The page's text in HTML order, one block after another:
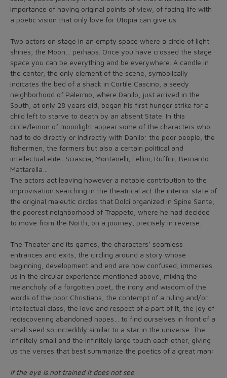
importance of having original points of view, of facing life with
a poetic vision that only love for Utopia can give us.
Two actors on stage in an empty space where a circle of light
shines, the Moon… perhaps. Once you have crossed the stage
space you can be everything and be everywhere. A candle in
the center, the only element of the scene, symbolically
indicates the bed of a shack in Cortile Cascino, a seedy
neighborhood of Palermo, where Danilo, just arrived in the
South, at only 28 years old, began his first hunger strike for a
child left to starve to death by an absent State. In this
circle/lemon of moonlight appear some of the characters who
had to do directly or indirectly with Danilo: the poor people, the
fishermen, the farmers but also a certain political and
intellectual elite: Sciascia, Montanelli, Fellini, Ruffini, Bernardo
Mattarella…
The actors act leaving however a notable contribution to the
improvisation searching in the theatrical act the interior state of
the original maieutic circles that Dolci organized in Spine Sante,
the poorest neighborhood of Trappeto, where he had decided
to move from the North, on a journey, precisely in reverse.
The Theater and its games, the characters’ seamless
entrances and exits, the circling around a story whose
beginning, development and end are now confused, immerses
us in the circular experience mentioned above, mixing the
melancholy of a forgotten poet, the irony and wisdom of the
words of the poor Christians, the contempt of a ruling and/or
intellectual class, the love and respect of a part of it, the joy of
rediscovering abandoned hopes… to find ourselves in front of a
small seed so incredibly similar to a star in the universe. The
infinitely small and the infinitely large touch each other, giving
us the verses that best summarize the poetics of a great man:
If the eye is not trained it does not see